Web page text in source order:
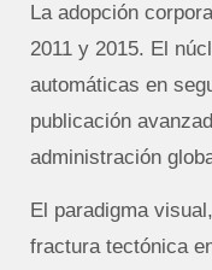
La adopción
2011 y 2015. El
automáticas en
publicación
administración
El paradigma
fractura tectónica